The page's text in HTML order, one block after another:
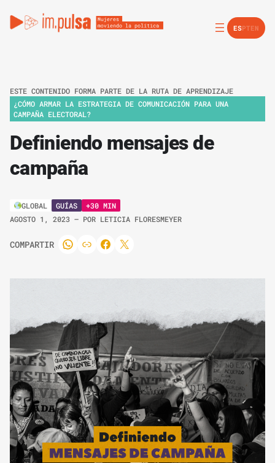
ESPTEN
ESTE CONTENIDO FORMA PARTE DE LA RUTA DE APRENDIZAJE
¿CÓMO ARMAR LA ESTRATEGIA DE COMUNICACIÓN PARA UNA
CAMPAÑA ELECTORAL?
Definiendo mensajes de
campaña
GLOBAL GUÍAS
+30 MIN
AGOSTO 1, 2023 – POR LETICIA FLORESMEYER
COMPARTIR